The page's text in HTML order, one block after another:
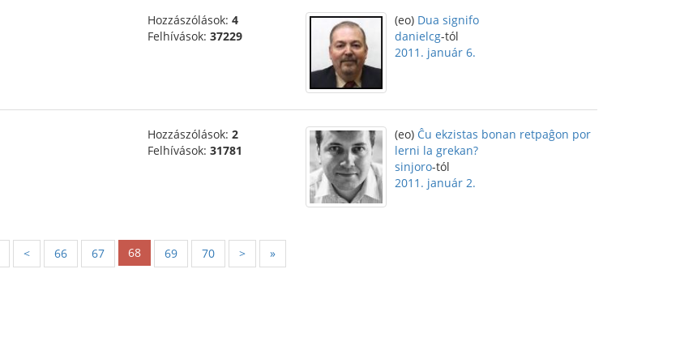
Hozzászólások: 4
Felhívások: 37229
(eo) Dua signifo
danielcg-tól
2011. január 6.
Hozzászólások: 2
Felhívások: 31781
(eo) Ĉu ekzistas bonan retpaĝon por
lerni la grekan?
sinjoro-tól
2011. január 2.
< 66 67 68 69 70 > »